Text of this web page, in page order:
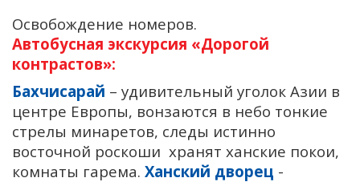
Освобождение номеров.
Автобусная экскурсия «Дорогой
контрастов»:
Бахчисарай – удивительный уголок Азии в
центре Европы, вонзаются в небо тонкие
стрелы минаретов, следы истинно
восточной роскоши хранят ханские покои,
комнаты гарема. Ханский дворец -